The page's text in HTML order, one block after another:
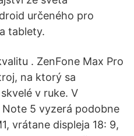
určeného pro
tablety.
. ZenFone Max Pro
na ktorý sa
v ruke. V
5 vyzerá podobne
vrátane displeja 18: 9,